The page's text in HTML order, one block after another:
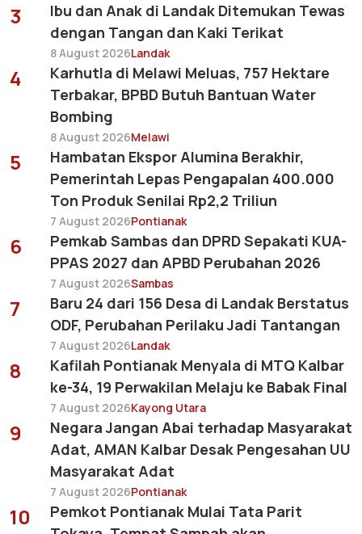
3
Ibu dan Anak di Landak Ditemukan Tewas
dengan Tangan dan Kaki Terikat
8 August 2026Landak
4
Karhutla di Melawi Meluas, 757 Hektare
Terbakar, BPBD Butuh Bantuan Water
Bombing
8 August 2026Melawi
5
Hambatan Ekspor Alumina Berakhir,
Pemerintah Lepas Pengapalan 400.000
Ton Produk Senilai Rp2,2 Triliun
7 August 2026Pontianak
6
Pemkab Sambas dan DPRD Sepakati KUA-
PPAS 2027 dan APBD Perubahan 2026
7 August 2026Sambas
7
Baru 24 dari 156 Desa di Landak Berstatus
ODF, Perubahan Perilaku Jadi Tantangan
7 August 2026Landak
8
Kafilah Pontianak Menyala di MTQ Kalbar
ke-34, 19 Perwakilan Melaju ke Babak Final
7 August 2026Kayong Utara
9
Negara Jangan Abai terhadap Masyarakat
Adat, AMAN Kalbar Desak Pengesahan UU
Masyarakat Adat
7 August 2026Pontianak
10
Pemkot Pontianak Mulai Tata Parit